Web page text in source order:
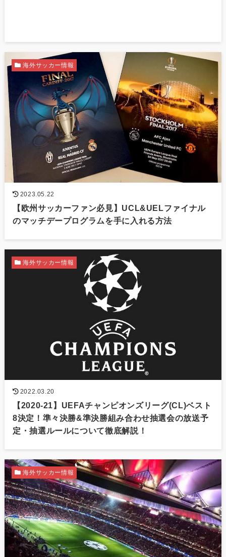
2023.05.22
【欧州サッカーファン必見】UCL&UELファイナル
のマッチデープログラムを手に入れる方法
海外サッカー情報
2022.03.20
【2020-21】UEFAチャンピオンズリーグ(CL)ベスト
8決定！準々決勝&準決勝組み合わせ抽選会の放送予
定・抽選ルールについて徹底解説！
海外サッカー情報
海外サッカー情報